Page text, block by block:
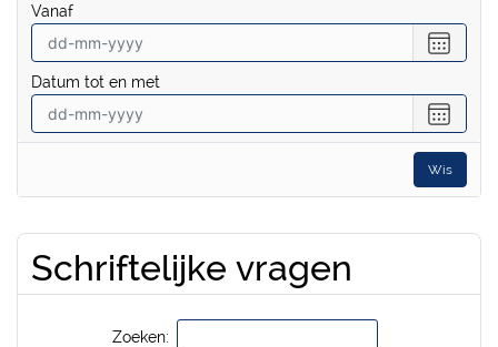
vanaf
een
vanaf
Datum tot en met
een
datum
tot
en
Wis
Schriftelijke vragen
Zoeken: